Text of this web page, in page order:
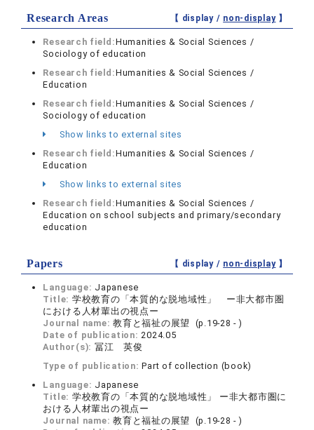
Research Areas 【 display / non-display】
Research field:Humanities & Social Sciences /
Sociology of education
Research field:Humanities & Social Sciences /
Education
Research field:Humanities & Social Sciences /
Sociology of education
Show links to external sites
Research field:Humanities & Social Sciences /
Education
Show links to external sites
Research field:Humanities & Social Sciences /
Education on school subjects and primary/secondary
education
Papers 【 display / non-display】
Language: Japanese
Title: 学校教育の「本質的な脱地域性」 ー非大都市圏
における人材輩出の視点ー
Journal name:教育と福祉の展望 (p.19-28 - )
Date of publication:2024.05
Author(s): 冨江 英俊
Type of publication:Part of collection (book)
Language: Japanese
Title: 学校教育の「本質的な脱地域性」 ー非大都市圏に
おける人材輩出の視点ー
Journal name:教育と福祉の展望 (p.19-28 - )